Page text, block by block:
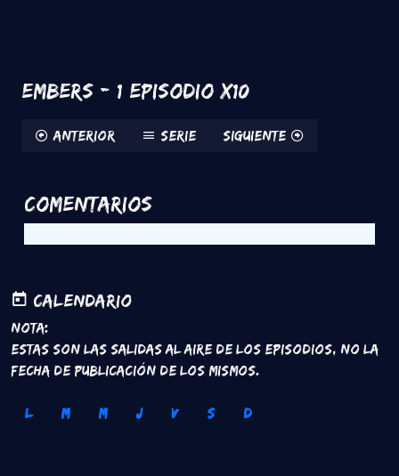
Embers - 1 Episodio x10
Anterior Serie Siguiente
Comentarios
Calendario
Nota:
Estas son las salidas al aire de los episodios, no la
fecha de publicación de los mismos.
L M M J V S D